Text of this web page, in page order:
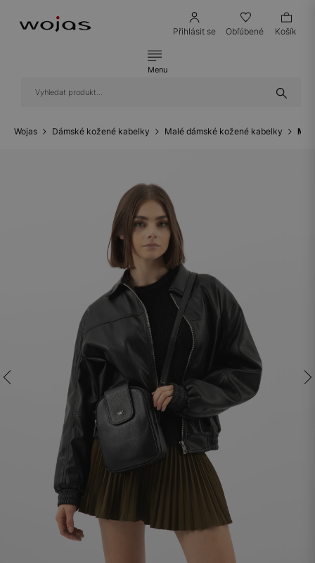
Přihlásit se Obľúbené Košík
Menu
Wojas Dámské kožené kabelky Malé dámské kožené kabelky